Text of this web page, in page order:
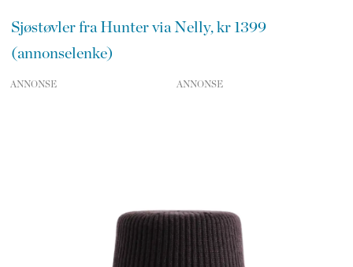
Sjøstøvler fra Hunter via Nelly, kr 1399
(annonselenke)
ANNONSE